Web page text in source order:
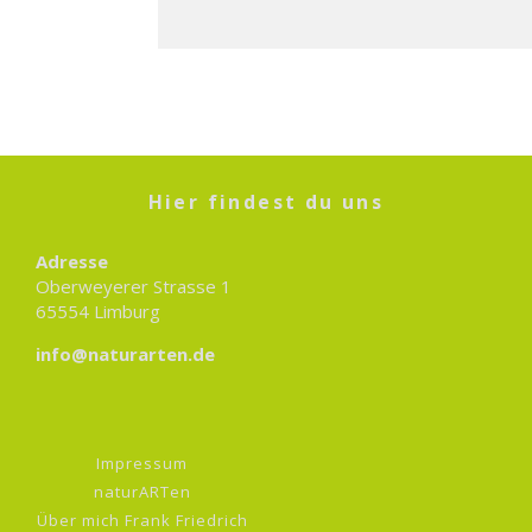
Hier findest du uns
Adresse
Oberweyerer Strasse 1
65554 Limburg
info@naturarten.de
Impressum
naturARTen
Über mich Frank Friedrich